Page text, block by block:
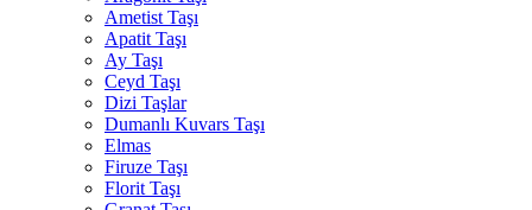
Ametist Taşı
Apatit Taşı
Ay Taşı
Ceyd Taşı
Dizi Taşlar
Dumanlı Kuvars Taşı
Elmas
Firuze Taşı
Florit Taşı